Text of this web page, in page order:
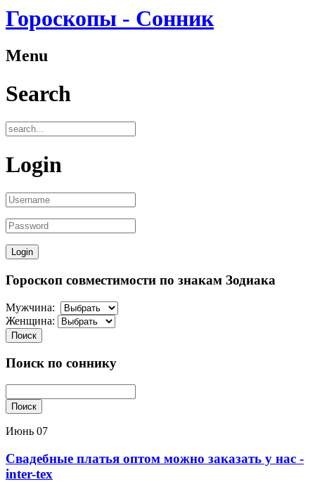
Гороскопы - Сонник
Menu
Search
Login
Гороскоп совместимости по знакам Зодиака
Мужчина:
Женщина:
Поиск
Поиск по соннику
Поиск
Июнь 07
Свадебные платья оптом можно заказать у нас -
inter-tex